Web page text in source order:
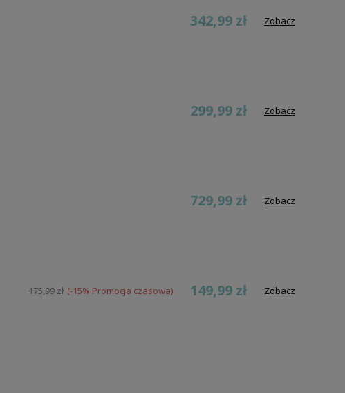
342,99 zł Zobacz
299,99 zł Zobacz
729,99 zł Zobacz
175,99 zł (-15% Promocja czasowa) 149,99 zł Zobacz